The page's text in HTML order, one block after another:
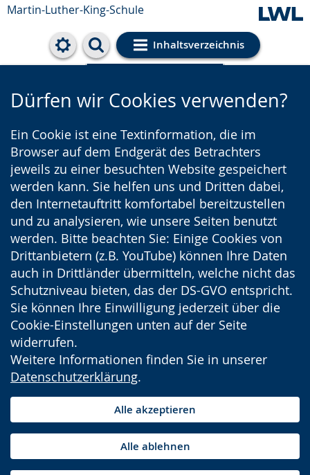
Martin-Luther-King-Schule
Inhaltsverzeichnis
Cookie-Einstellungen
Dürfen wir Cookies verwenden?
Ein Cookie ist eine Textinformation, die im
Browser auf dem Endgerät des Betrachters
jeweils zu einer besuchten Website gespeichert
werden kann. Sie helfen uns und Dritten dabei,
den Internetauftritt komfortabel bereitzustellen
und zu analysieren, wie unsere Seiten benutzt
werden. Bitte beachten Sie: Einige Cookies von
Drittanbietern (z.B. YouTube) können Ihre Daten
auch in Drittländer übermitteln, welche nicht das
Schutzniveau bieten, das der DS-GVO entspricht.
Sie können Ihre Einwilligung jederzeit über die
Cookie-Einstellungen unten auf der Seite
widerrufen.
Weitere Informationen finden Sie in unserer
Datenschutzerklärung.
Alle akzeptieren
Alle ablehnen